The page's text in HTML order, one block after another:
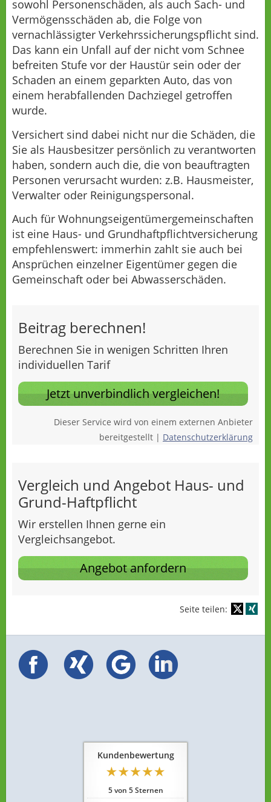
sowohl Personenschäden, als auch Sach- und
Vermögensschäden ab, die Folge von
vernachlässigter Verkehrssicherungspflicht sind.
Das kann ein Unfall auf der nicht vom Schnee
befreiten Stufe vor der Haustür sein oder der
Schaden an einem geparkten Auto, das von
einem herabfallenden Dachziegel getroffen
wurde.
Versichert sind dabei nicht nur die Schäden, die
Sie als Hausbesitzer persönlich zu verantworten
haben, sondern auch die, die von beauftragten
Personen verursacht wurden: z.B. Hausmeister,
Verwalter oder Reinigungspersonal.
Auch für Wohnungseigentümergemeinschaften
ist eine Haus- und Grundhaftpflichtversicherung
empfehlenswert: immerhin zahlt sie auch bei
Ansprüchen einzelner Eigentümer gegen die
Gemeinschaft oder bei Abwasserschäden.
Beitrag berechnen!
Berechnen Sie in wenigen Schritten Ihren
individuellen Tarif
Jetzt unverbindlich vergleichen!
Dieser Service wird von einem externen Anbieter
bereitgestellt | Datenschutzerklärung
Vergleich und Angebot Haus- und
Grund-Haftpflicht
Wir erstellen Ihnen gerne ein
Vergleichsangebot.
Angebot anfordern
Seite teilen:
Kundenbewertung
5von 5Sternen